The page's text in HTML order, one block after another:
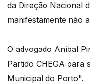
da Direção Nacional
manifestamente não
O advogado Aníbal
Partido CHEGA para
Municipal do Porto".